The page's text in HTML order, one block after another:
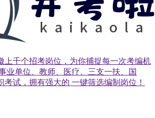
上千个招考岗位，为你捕捉每一次考编机
业单位、教师、医疗、三支一扶、国
考试，拥有强大的 一键筛选编制岗位！